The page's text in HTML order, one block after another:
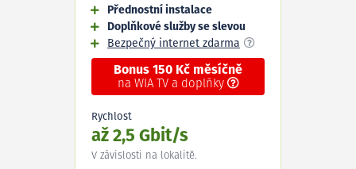
Přednostní instalace
Doplňkové služby se slevou
Bezpečný internet zdarma
Bonus 150 Kč měsíčně
na WIA TV a doplňky
Rychlost
až 2,5 Gbit/s
V závislosti na lokalitě.